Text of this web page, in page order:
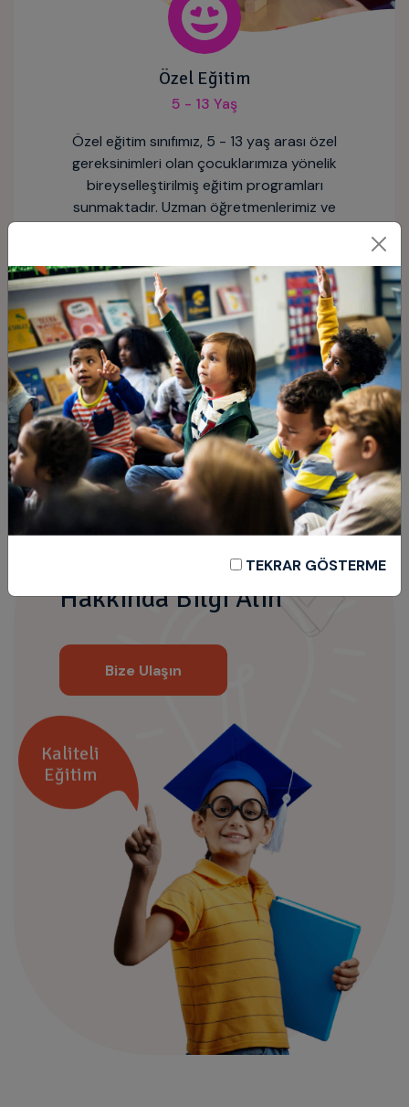
TEKRAR GÖSTERME
Özel Eğitim
5 - 13 Yaş
Özel eğitim sınıfımız, 5 - 13 yaş arası özel
gereksinimleri olan çocuklarımıza yönelik
bireyselleştirilmiş eğitim programları
sunmaktadır. Uzman öğretmenlerimiz ve
Kayıtlar ve Okulumuz
Hakkında Bilgi Alın
Bize Ulaşın
Kaliteli
Eğitim